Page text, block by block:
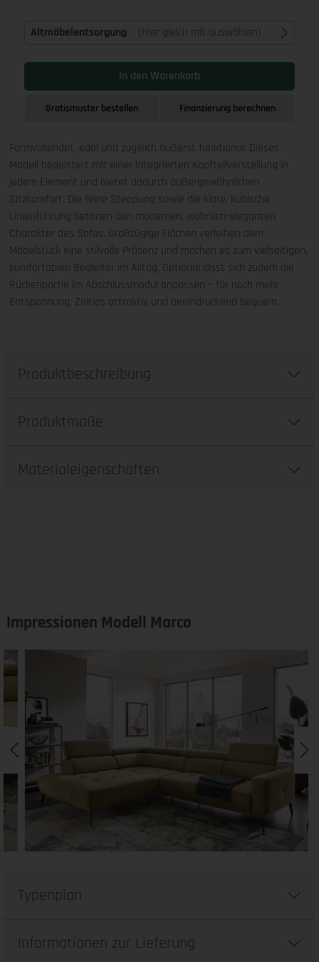
Altmöbelentsorgung (Hier gleich mit auswählen)
In den Warenkorb
Gratismuster bestellen Finanzierung berechnen
Formvollendet, edel und zugleich äußerst funktional: Dieses
Modell begeistert mit einer integrierten Kopfteilverstellung in
jedem Element und bietet dadurch außergewöhnlichen
Sitzkomfort. Die feine Steppung sowie die klare, kubische
Linienführung betonen den modernen, wohnlich-eleganten
Charakter des Sofas. Großzügige Flächen verleihen dem
Möbelstück eine stilvolle Präsenz und machen es zum vielseitigen,
komfortablen Begleiter im Alltag. Optional lässt sich zudem die
Rückenpartie im Abschlussmodul anpassen – für noch mehr
Entspannung. Zeitlos attraktiv und beeindruckend bequem.
Produktbeschreibung
Produktmaße
Materialeigenschaften
Impressionen Modell Marco
Typenplan
Informationen zur Lieferung